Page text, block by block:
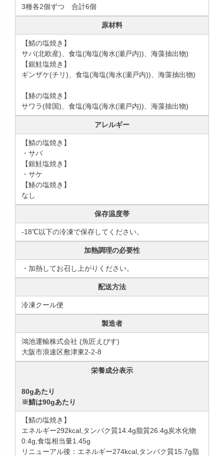
3種各2個ずつ 合計6個
原材料
【鯖の塩焼き】
サバ(北欧産)、食塩(海塩(海水(瀬戸内))、海藻抽出物)
【銀鮭塩焼き】
ギンザケ(チリ)、食塩(海塩(海水(瀬戸内))、海藻抽出物)
【鰆の塩焼き】
サワラ(韓国)、食塩(海塩(海水(瀬戸内))、海藻抽出物)
アレルギー
【鯖の塩焼き】
・サバ
【銀鮭塩焼き】
・サケ
【鰆の塩焼き】
なし
保存温度帯
-18℃以下の冷凍で保存してください。
加熱調理の必要性
・加熱してお召し上がりください。
配送方法
冷凍クール便
製造者
鴻池運輸株式会社 (魚匠えびす)
大阪市浪速区敷津東2-2-8
栄養成分表示
80gあたり
※鯖は90gあたり
【鯖の塩焼き】
エネルギー292kcal,タンパク質14.4g脂質26.4g炭水化物
0.4g,食塩相当量1.45g
リニューアル後：エネルギー274kcal,タンパク質15.7g脂